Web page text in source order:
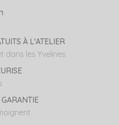
À L'ATELIER
dans les Yvelines